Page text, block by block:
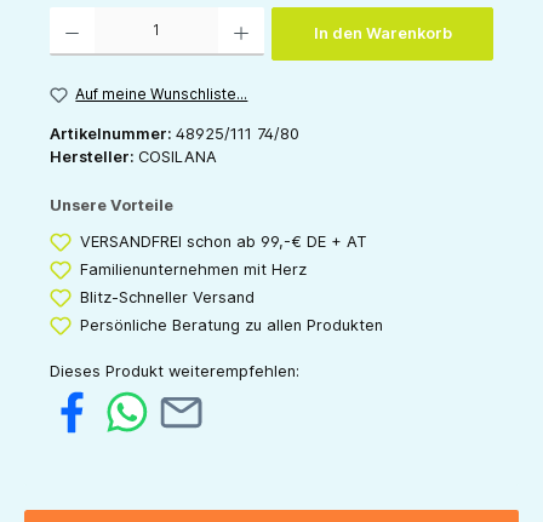
In den Warenkorb
Auf meine Wunschliste...
Artikelnummer: 48925/111 74/80
Hersteller: COSILANA
Unsere Vorteile
VERSANDFREI schon ab 99,-€ DE + AT
Familienunternehmen mit Herz
Blitz-Schneller Versand
Persönliche Beratung zu allen Produkten
Dieses Produkt weiterempfehlen: